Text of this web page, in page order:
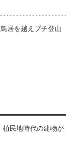
居を越えプチ登山
民地時代の建物が